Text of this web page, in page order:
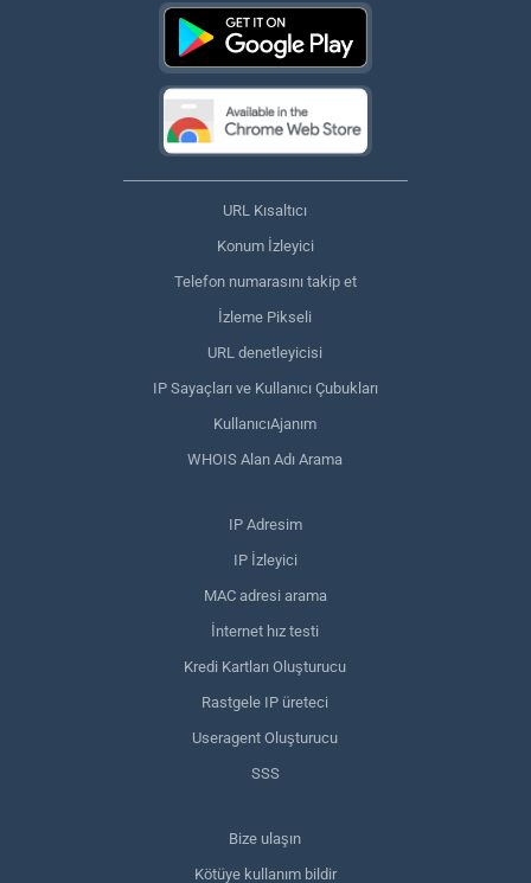
URL Kısaltıcı
Konum İzleyici
Telefon numarasını takip et
İzleme Pikseli
URL denetleyicisi
IP Sayaçları ve Kullanıcı Çubukları
KullanıcıAjanım
WHOIS Alan Adı Arama
IP Adresim
IP İzleyici
MAC adresi arama
İnternet hız testi
Kredi Kartları Oluşturucu
Rastgele IP üreteci
Useragent Oluşturucu
SSS
Bize ulaşın
Kötüye kullanım bildir